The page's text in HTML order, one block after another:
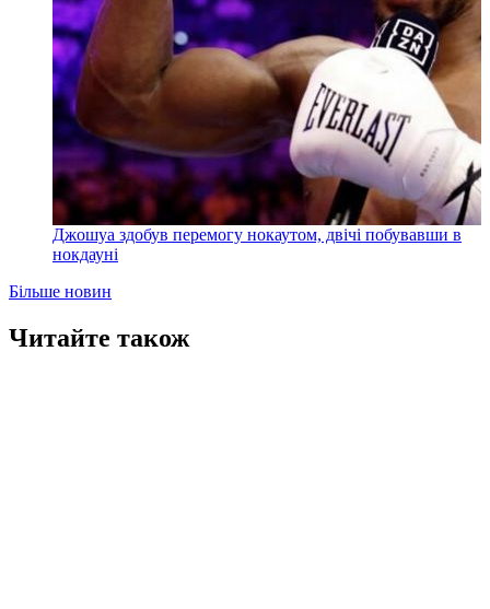
Джошуа здобув перемогу нокаутом, двічі побувавши в
нокдауні
Більше новин
Читайте також